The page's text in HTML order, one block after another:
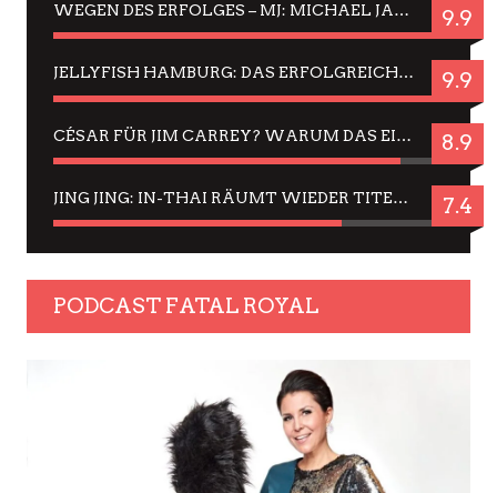
WEGEN DES ERFOLGES – MJ: MICHAEL JACKSON MUSICAL IN EINER MATINEE SEHEN 9.9
JELLYFISH HAMBURG: DAS ERFOLGREICHE SOMMER-MENÜ 2025 IN GEFÜHLEN UND BILDERN 9.9
CÉSAR FÜR JIM CARREY? WARUM DAS EINER DER NERVIGSTEN ACTORS IST UND BLEIBT 8.9
JING JING: IN-THAI RÄUMT WIEDER TITEL AB – EIN ZWEI-STUNDEN-ERLEBNISBERICHT 7.4
PODCAST FATAL ROYAL